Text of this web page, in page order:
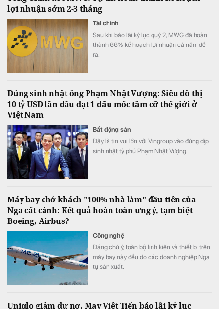
lợi nhuận sớm 2-3 tháng
Tài chính
Sau khi báo lãi kỷ lục quý 2, MWG đã hoàn
thành 66% kế hoạch lợi nhuận cả năm đề
ra.
Đúng sinh nhật ông Phạm Nhật Vượng: Siêu đô thị
10 tỷ USD lần đầu đạt 1 dấu mốc tầm cỡ thế giới ở
Việt Nam
Bất động sản
Đây là tin vui lớn với Vingroup vào đúng dịp
sinh nhật tỷ phú Phạm Nhật Vượng.
Máy bay chở khách "100% nhà làm" đầu tiên của
Nga cất cánh: Kết quả hoàn toàn ưng ý, tạm biệt
Boeing, Airbus?
Công nghệ
Đáng chú ý, toàn bộ linh kiện và thiết bị trên
máy bay này đều do các doanh nghiệp Nga
tự sản xuất.
Uniqlo giảm dư nợ, May Việt Tiến báo lãi kỷ lục